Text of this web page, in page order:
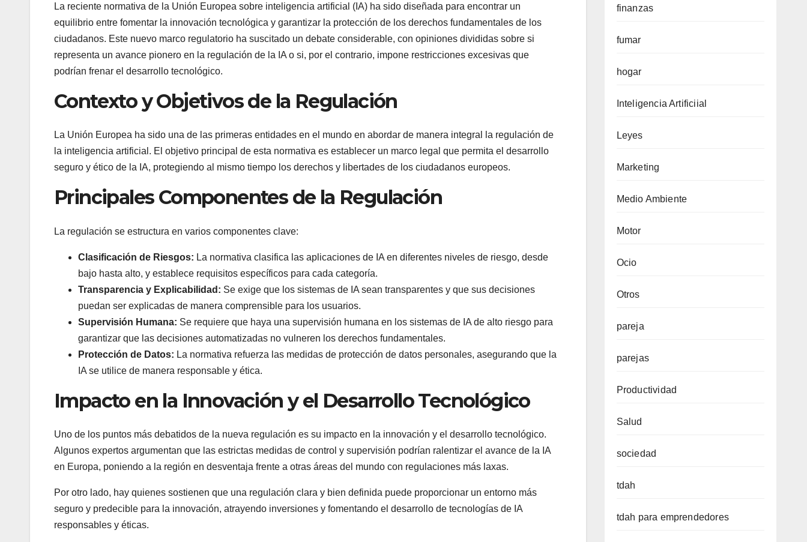
La reciente normativa de la Unión Europea sobre inteligencia artificial (IA) ha sido diseñada para encontrar un
equilibrio entre fomentar la innovación tecnológica y garantizar la protección de los derechos fundamentales de los
ciudadanos. Este nuevo marco regulatorio ha suscitado un debate considerable, con opiniones divididas sobre si
representa un avance pionero en la regulación de la IA o si, por el contrario, impone restricciones excesivas que
podrían frenar el desarrollo tecnológico.
Contexto y Objetivos de la Regulación
La Unión Europea ha sido una de las primeras entidades en el mundo en abordar de manera integral la regulación de
la inteligencia artificial. El objetivo principal de esta normativa es establecer un marco legal que permita el desarrollo
seguro y ético de la IA, protegiendo al mismo tiempo los derechos y libertades de los ciudadanos europeos.
Principales Componentes de la Regulación
La regulación se estructura en varios componentes clave:
Clasificación de Riesgos: La normativa clasifica las aplicaciones de IA en diferentes niveles de riesgo, desde
bajo hasta alto, y establece requisitos específicos para cada categoría.
Transparencia y Explicabilidad: Se exige que los sistemas de IA sean transparentes y que sus decisiones
puedan ser explicadas de manera comprensible para los usuarios.
Supervisión Humana: Se requiere que haya una supervisión humana en los sistemas de IA de alto riesgo para
garantizar que las decisiones automatizadas no vulneren los derechos fundamentales.
Protección de Datos: La normativa refuerza las medidas de protección de datos personales, asegurando que la
IA se utilice de manera responsable y ética.
Impacto en la Innovación y el Desarrollo Tecnológico
Uno de los puntos más debatidos de la nueva regulación es su impacto en la innovación y el desarrollo tecnológico.
Algunos expertos argumentan que las estrictas medidas de control y supervisión podrían ralentizar el avance de la IA
en Europa, poniendo a la región en desventaja frente a otras áreas del mundo con regulaciones más laxas.
Por otro lado, hay quienes sostienen que una regulación clara y bien definida puede proporcionar un entorno más
seguro y predecible para la innovación, atrayendo inversiones y fomentando el desarrollo de tecnologías de IA
responsables y éticas.
finanzas
fumar
hogar
Inteligencia Artificiial
Leyes
Marketing
Medio Ambiente
Motor
Ocio
Otros
pareja
parejas
Productividad
Salud
sociedad
tdah
tdah para emprendedores